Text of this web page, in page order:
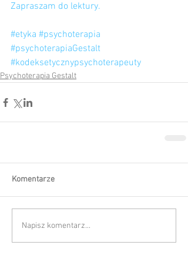
Zapraszam do lektury.
#etyka #psychoterapia
#psychoterapiaGestalt
#kodeksetycznypsychoterapeuty
Psychoterapia Gestalt
Komentarze
Napisz komentarz...